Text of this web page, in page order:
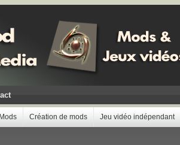
Création de mods Jeu vidéo indépendant